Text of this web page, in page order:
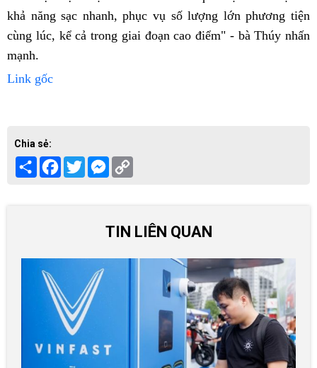
khả năng sạc nhanh, phục vụ số lượng lớn phương tiện
cùng lúc, kể cả trong giai đoạn cao điểm" - bà Thúy nhấn
mạnh.
Link gốc
Chia sẻ:
Share Facebook
TwitterMessenger
TIN LIÊN QUAN